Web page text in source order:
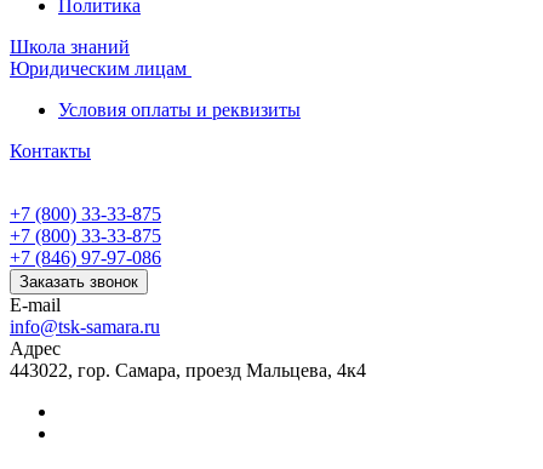
Политика
Школа знаний
Юридическим лицам
Условия оплаты и реквизиты
Контакты
+7 (800) 33-33-875
+7 (800) 33-33-875
+7 (846) 97-97-086
Заказать звонок
E-mail
info@tsk-samara.ru
Адрес
443022, гор. Самара, проезд Мальцева, 4к4